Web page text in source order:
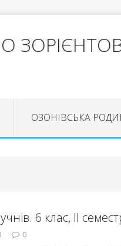
ОЗОНІВСЬКА
6 клас, ІІ
0